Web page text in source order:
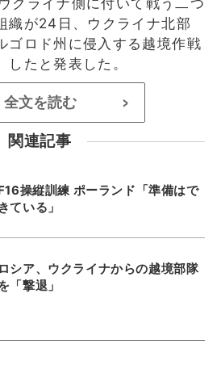
織が24日、ウクライナ北部
ゴロド州に侵入する越境作戦
したと発表した。
全文を読む >
関連記事
操縦訓練 ポーランド「準備はで
きている」
ロシア、ウクライナからの越境部隊
「撃退」